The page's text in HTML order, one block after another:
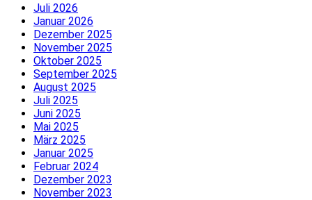
Juli 2026
Januar 2026
Dezember 2025
November 2025
Oktober 2025
September 2025
August 2025
Juli 2025
Juni 2025
Mai 2025
März 2025
Januar 2025
Februar 2024
Dezember 2023
November 2023